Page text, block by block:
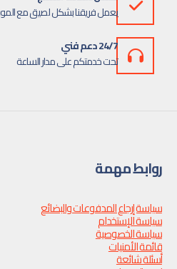
يعمل فريقنا بشكل لصيق مع
24/7 دعم فني
تحت خدمتكم على مدار الساعة
روابط مهمة
سياسة إرجاع المدفوعات والبضائع
سياسة الإستخدام
سياسة الخصوصية
قائمة الأمنيات
أسئلة شائعة